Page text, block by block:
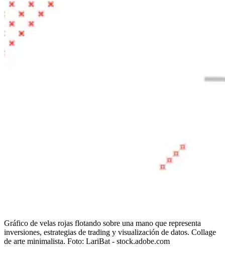
Gráfico de velas rojas flotando sobre una mano que representa
inversiones, estrategias de trading y visualización de datos. Collage
de arte minimalista. Foto: LariBat - stock.adobe.com